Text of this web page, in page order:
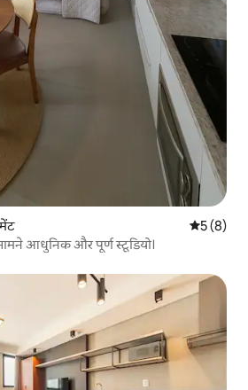
औसत रेटिंग
5 (8)
आधुनिक और पूर्ण स्टूडियो।